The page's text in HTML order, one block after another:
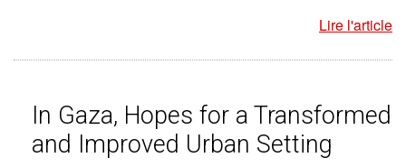
Lire l'article
In Gaza, Hopes for a Transformed
and Improved Urban Setting